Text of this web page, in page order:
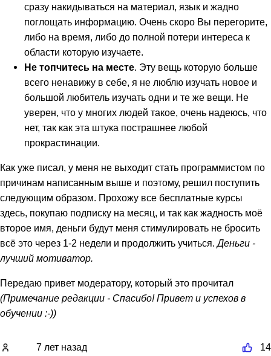
сразу накидываться на материал, язык и жадно
поглощать информацию. Очень скоро Вы перегорите,
либо на время, либо до полной потери интереса к
области которую изучаете.
Не топчитесь на месте. Эту вещь которую больше
всего ненавижу в себе, я не люблю изучать новое и
большой любитель изучать одни и те же вещи. Не
уверен, что у многих людей такое, очень надеюсь, что
нет, так как эта штука пострашнее любой
прокрастинации.
Как уже писал, у меня не выходит стать программистом по
причинам написанным выше и поэтому, решил поступить
следующим образом. Прохожу все бесплатные курсы
здесь, покупаю подписку на месяц, и так как жадность моё
второе имя, деньги будут меня стимулировать не бросить
всё это через 1-2 недели и продолжить учиться.Деньги -
лучший мотиватор.
Передаю привет модератору, который это прочитал
(Примечание редакции - Спасибо! Привет и успехов в
обучении :-))
7 лет назад 14